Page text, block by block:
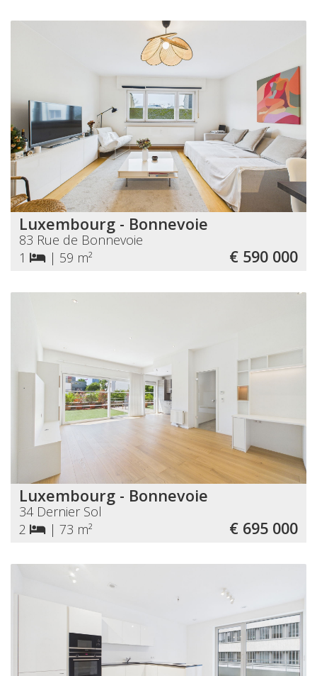
Luxembourg - Bonnevoie
83 Rue de Bonnevoie
1
| 59 m² € 590 000
Luxembourg - Bonnevoie
34 Dernier Sol
2
| 73 m² € 695 000